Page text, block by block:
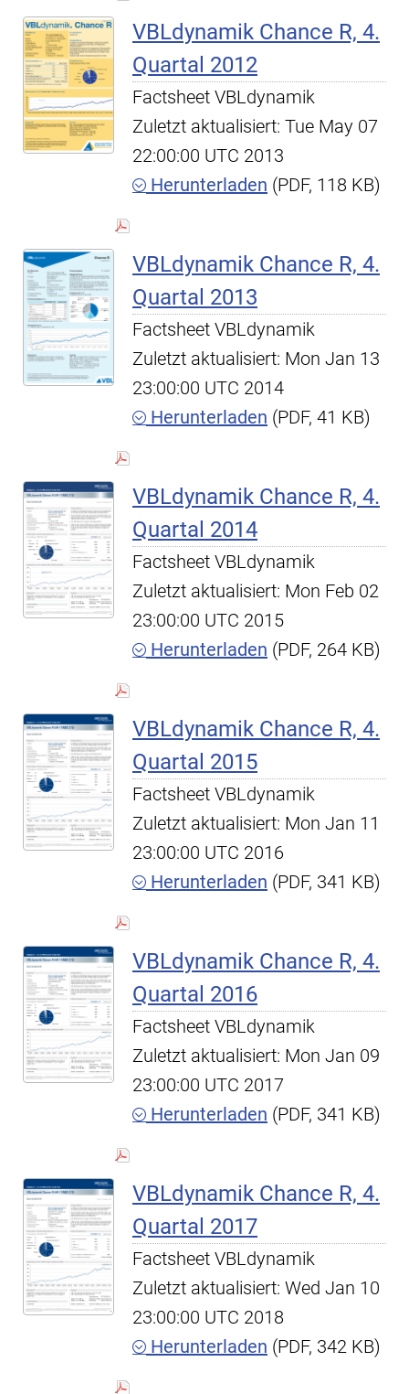
VBLdynamik Chance R, 4.
Quartal 2012
Factsheet VBLdynamik
Zuletzt aktualisiert: Tue May 07
22:00:00 UTC 2013
Herunterladen (PDF, 118 KB)
VBLdynamik Chance R, 4.
Quartal 2013
Factsheet VBLdynamik
Zuletzt aktualisiert: Mon Jan 13
23:00:00 UTC 2014
Herunterladen (PDF, 41 KB)
VBLdynamik Chance R, 4.
Quartal 2014
Factsheet VBLdynamik
Zuletzt aktualisiert: Mon Feb 02
23:00:00 UTC 2015
Herunterladen (PDF, 264 KB)
VBLdynamik Chance R, 4.
Quartal 2015
Factsheet VBLdynamik
Zuletzt aktualisiert: Mon Jan 11
23:00:00 UTC 2016
Herunterladen (PDF, 341 KB)
VBLdynamik Chance R, 4.
Quartal 2016
Factsheet VBLdynamik
Zuletzt aktualisiert: Mon Jan 09
23:00:00 UTC 2017
Herunterladen (PDF, 341 KB)
VBLdynamik Chance R, 4.
Quartal 2017
Factsheet VBLdynamik
Zuletzt aktualisiert: Wed Jan 10
23:00:00 UTC 2018
Herunterladen (PDF, 342 KB)